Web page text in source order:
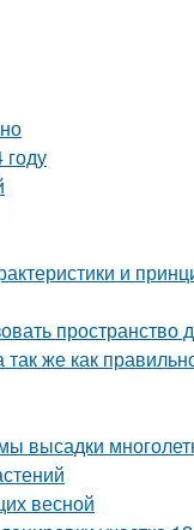
и
пространство
же как
высадки
весной